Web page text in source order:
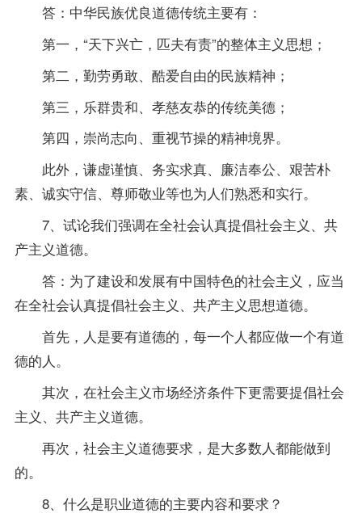
答：中华民族优良道德传统主要有：
第一，“天下兴亡，匹夫有责”的整体主义思想；
第二，勤劳勇敢、酷爱自由的民族精神；
第三，乐群贵和、孝慈友恭的传统美德；
第四，崇尚志向、重视节操的精神境界。
此外，谦虚谨慎、务实求真、廉洁奉公、艰苦朴
素、诚实守信、尊师敬业等也为人们熟悉和实行。
7、试论我们强调在全社会认真提倡社会主义、共
产主义道德。
答：为了建设和发展有中国特色的社会主义，应当
在全社会认真提倡社会主义、共产主义思想道德。
首先，人是要有道德的，每一个人都应做一个有道
德的人。
其次，在社会主义市场经济条件下更需要提倡社会
主义、共产主义道德。
再次，社会主义道德要求，是大多数人都能做到
的。
8、什么是职业道德的主要内容和要求？